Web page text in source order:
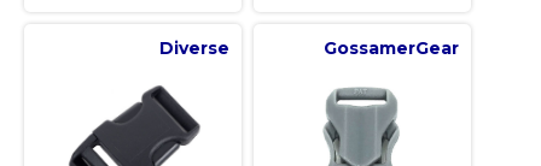
Diverse GossamerGear